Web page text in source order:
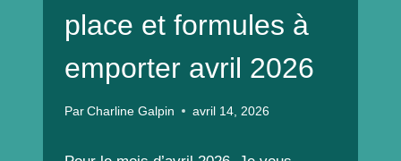
place et formules à
emporter avril 2026
Par Charline Galpin avril 14, 2026